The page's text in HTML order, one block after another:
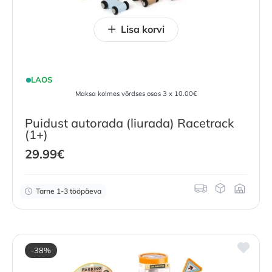
LAOS
Maksa kolmes võrdses osas 3 x 10.00€
Puidust autorada (liurada) Racetrack
(1+)
29.99€
Tarne 1-3 tööpäeva
Lisa korvi
-38%